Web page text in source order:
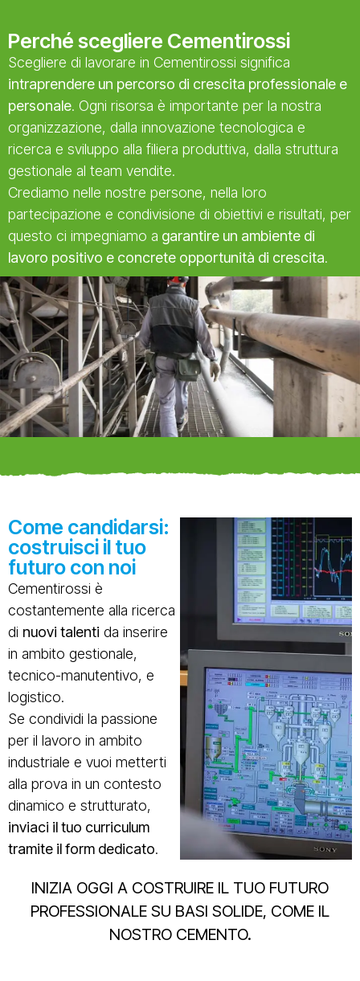
Perché scegliere Cementirossi
Scegliere di lavorare in Cementirossi significa
intraprendere un percorso di crescita professionale e
personale. Ogni risorsa è importante per la nostra
organizzazione, dalla innovazione tecnologica e
ricerca e sviluppo alla filiera produttiva, dalla struttura
gestionale al team vendite.
Crediamo nelle nostre persone, nella loro
partecipazione e condivisione di obiettivi e risultati, per
questo ci impegniamo a garantire un ambiente di
lavoro positivo e concrete opportunità di crescita.
Come candidarsi:
costruisci il tuo
futuro con noi
Cementirossi è
costantemente alla ricerca
di nuovi talenti da inserire
in ambito gestionale,
tecnico-manutentivo, e
logistico.
Se condividi la passione
per il lavoro in ambito
industriale e vuoi metterti
alla prova in un contesto
dinamico e strutturato,
inviaci il tuo curriculum
tramite il form dedicato.
INIZIA OGGI A COSTRUIRE IL TUO FUTURO
PROFESSIONALE SU BASI SOLIDE, COME IL
NOSTRO CEMENTO.